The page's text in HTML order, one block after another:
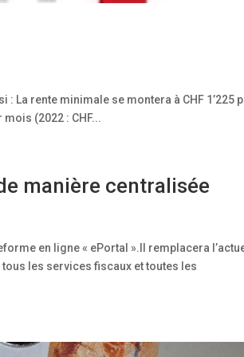
: La rente minimale se montera à CHF 1’225
(2022 : CHF...
manière centralisée
en ligne « ePortal ».Il remplacera
les services fiscaux et toutes les